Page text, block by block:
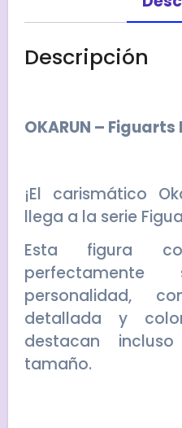
Descripción
OKARUN – Figuarts
¡El carismático
llega a la serie
Esta figura
personalidad,
detallada y
destacan
tamaño.